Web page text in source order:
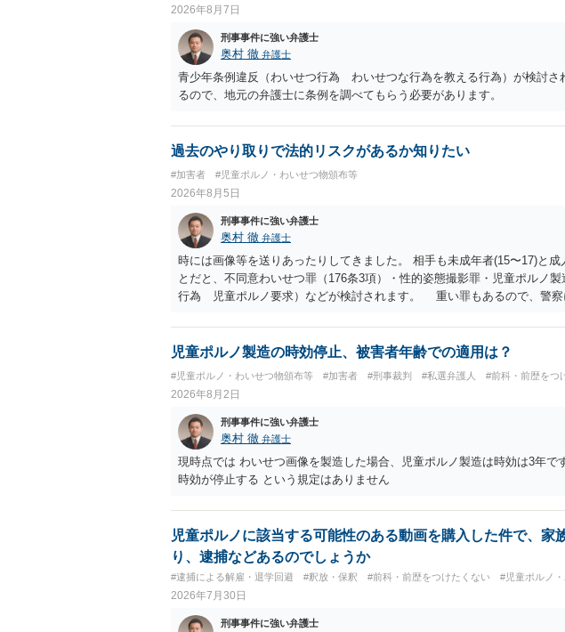
2026年8月7日
刑事事件に強い弁護士
奥村 徹 弁護士
青少年条例違反（わいせつ行為 わいせつな行為を教える行為）が検討さ
るので、地元の弁護士に条例を調べてもらう必要があります。
過去のやり取りで法的リスクがあるか知りたい
#加害者 #児童ポルノ・わいせつ物頒布等
2026年8月5日
刑事事件に強い弁護士
奥村 徹 弁護士
時には画像等を送りあったりしてきました。 相手も未成年者(15〜17)と
とだと、不同意わいせつ罪（176条3項）・性的姿態撮影罪・児童ポルノ
行為 児童ポルノ要求）などが検討されます。 重い罪もあるので、警察
児童ポルノ製造の時効停止、被害者年齢での適用は？
#児童ポルノ・わいせつ物頒布等 #加害者 #刑事裁判 #私選弁護人 #前科・前歴をつ
2026年8月2日
刑事事件に強い弁護士
奥村 徹 弁護士
現時点では わいせつ画像を製造した場合、児童ポルノ製造は時効は3年で
時効が停止する という規定はありません
児童ポルノに該当する可能性のある動画を購入した件で、家
り、逮捕などあるのでしょうか
#逮捕による解雇・退学回避 #釈放・保釈 #前科・前歴をつけたくない #児童ポルノ
2026年7月30日
刑事事件に強い弁護士